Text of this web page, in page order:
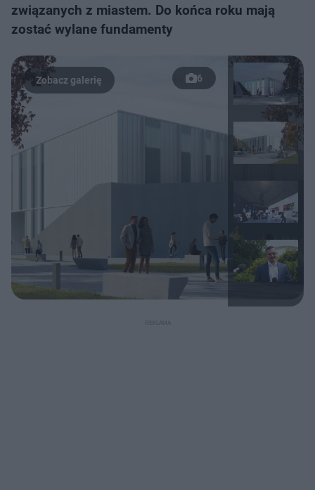
związanych z miastem. Do końca roku mają
zostać wylane fundamenty
6